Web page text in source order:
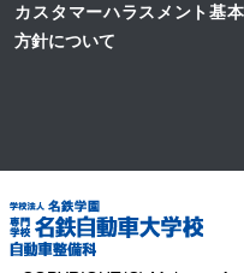
カスタマーハラスメント基本
方針について